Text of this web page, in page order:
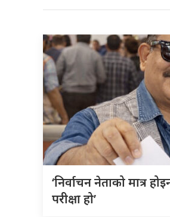
‘निर्वाचन नेताको मात्र
परीक्षा हो’